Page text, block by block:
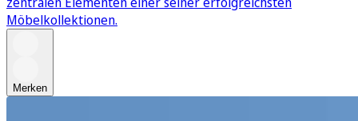
Möbelkollektionen.
Merken